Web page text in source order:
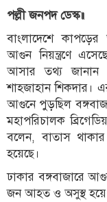
পল্লী জনপদ ডেস্ক॥
বাংলাদেশে কাপড়ের
আগুন নিয়ন্ত্রণে
আসার তথ্য জানান
শাহজাহান শিকদার।
আগুনে পুড়ছিল
মহাপরিচালক
বলেন, বাতাস
হয়েছে।
ঢাকার বঙ্গবাজারে
জন আহত ও অসুস্থ হয়ে